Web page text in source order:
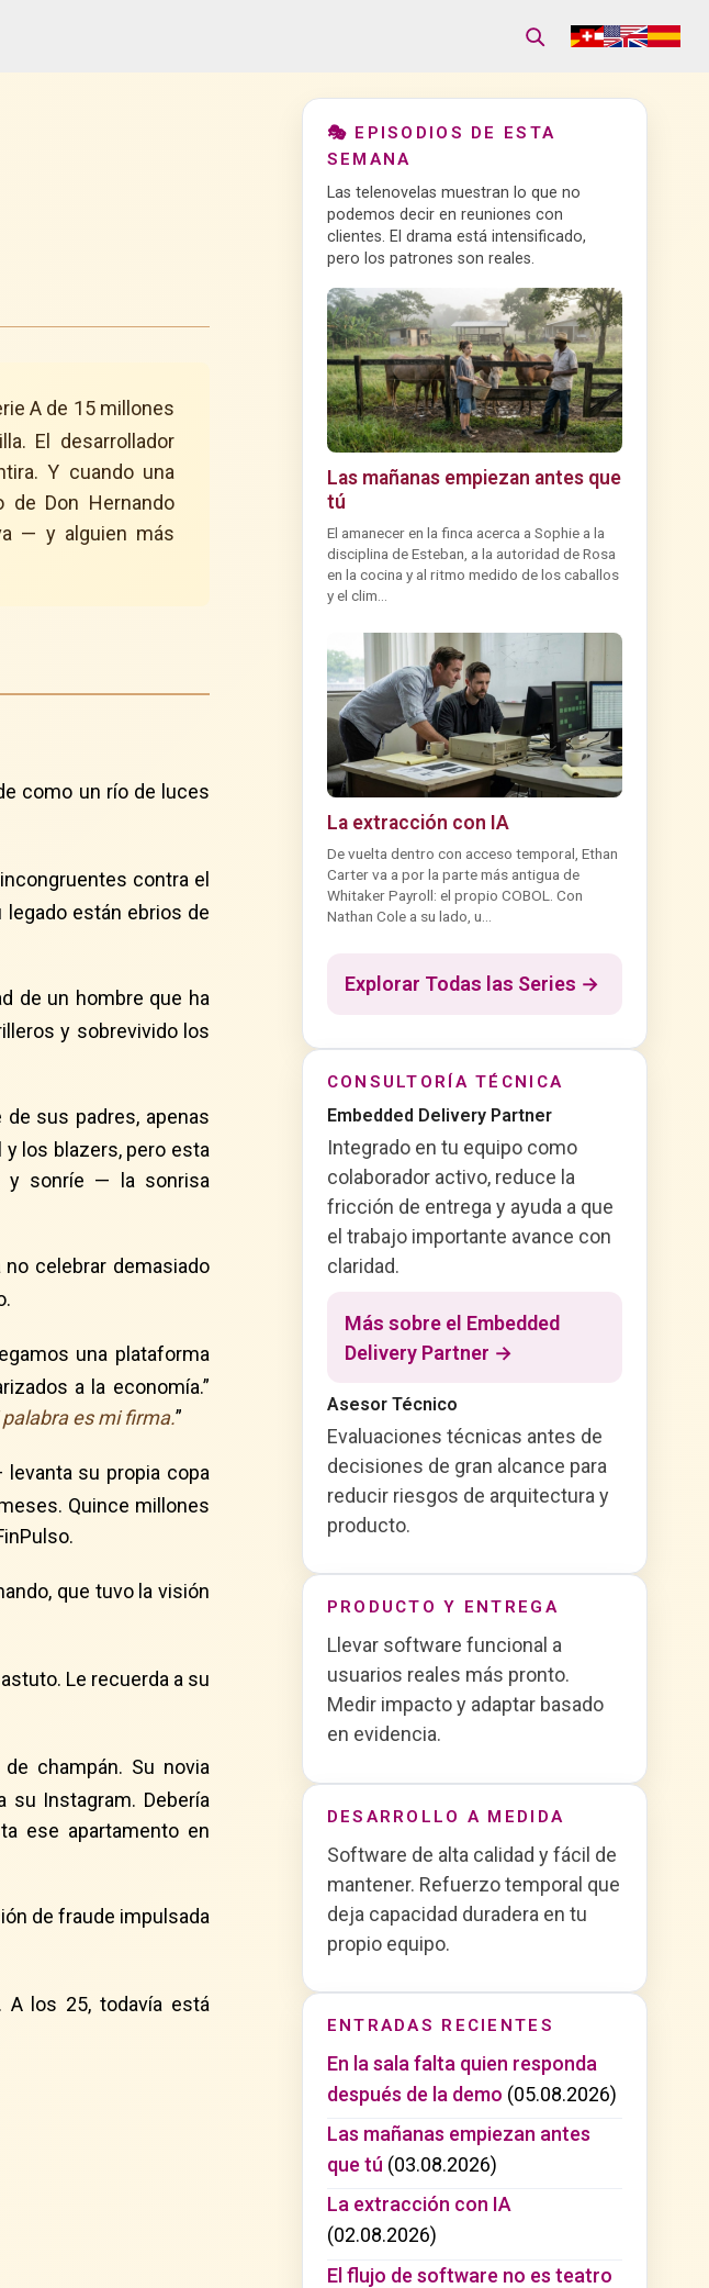
A de 15 millones
El desarrollador
Y cuando una
de Don Hernando
— y alguien más
como un río de luces
contra el
están ebrios de
de un hombre que ha
y sobrevivido los
sus padres, apenas
los blazers, pero esta
y sonríe — la sonrisa
celebrar demasiado
una plataforma
a la economía.”
es mi firma.”
levanta su propia copa
Quince millones
que tuvo la visión
Le recuerda a su
champán. Su novia
su Instagram. Debería
ese apartamento en
de fraude impulsada
A los 25, todavía está
🎭 EPISODIOS DE ESTA
SEMANA
Las telenovelas muestran lo que no
podemos decir en reuniones con
clientes. El drama está intensificado,
pero los patrones son reales.
Las mañanas empiezan antes que
tú
El amanecer en la finca acerca a Sophie a la
disciplina de Esteban, a la autoridad de Rosa
en la cocina y al ritmo medido de los caballos
y el clim...
La extracción con IA
De vuelta dentro con acceso temporal, Ethan
Carter va a por la parte más antigua de
Whitaker Payroll: el propio COBOL. Con
Nathan Cole a su lado, u...
Explorar Todas las Series →
CONSULTORÍA TÉCNICA
Embedded Delivery Partner
Integrado en tu equipo como
colaborador activo, reduce la
fricción de entrega y ayuda a que
el trabajo importante avance con
claridad.
Más sobre el Embedded
Delivery Partner →
Asesor Técnico
Evaluaciones técnicas antes de
decisiones de gran alcance para
reducir riesgos de arquitectura y
producto.
PRODUCTO Y ENTREGA
Llevar software funcional a
usuarios reales más pronto.
Medir impacto y adaptar basado
en evidencia.
DESARROLLO A MEDIDA
Software de alta calidad y fácil de
mantener. Refuerzo temporal que
deja capacidad duradera en tu
propio equipo.
ENTRADAS RECIENTES
En la sala falta quien responda
después de la demo (05.08.2026)
Las mañanas empiezan antes
que tú (03.08.2026)
La extracción con IA
(02.08.2026)
El flujo de software no es teatro